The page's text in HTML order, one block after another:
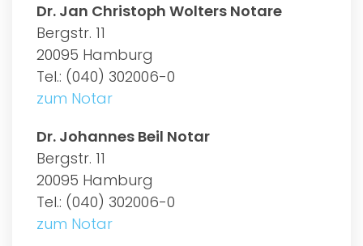
Dr. Jan Christoph Wolters Notare
Bergstr. 11
20095 Hamburg
Tel.: (040) 302006-0
zum Notar
Dr. Johannes Beil Notar
Bergstr. 11
20095 Hamburg
Tel.: (040) 302006-0
zum Notar